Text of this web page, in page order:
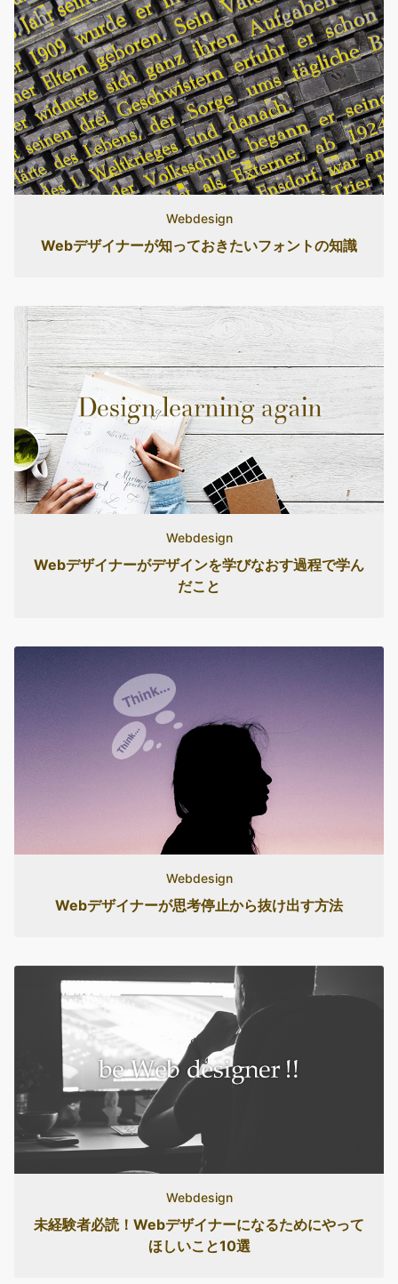
Webdesign
Webデザイナーが知っておきたいフォントの知識
Webdesign
Webデザイナーがデザインを学びなおす過程で学ん
だこと
Webdesign
Webデザイナーが思考停止から抜け出す方法
Webdesign
未経験者必読！Webデザイナーになるためにやって
ほしいこと10選